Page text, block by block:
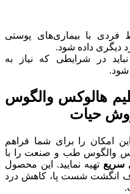
فردی با بیماری‌های پوستی
دیگری داده شود.
در شرایطی که نیاز به
شود.
هالوکس والگوس
حیات
امکان را برای شما فراهم
والگوس طب و صنعت را با
سریع تهیه نمایید. این محصول
انگشت شست پا، کاهش درد